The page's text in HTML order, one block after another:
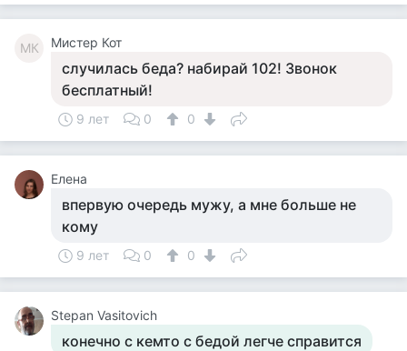
МК Мистер Кот
случилась беда? набирай 102! Звонок
бесплатный!
9 лет 0 0
Елена
впервую очередь мужу, а мне больше не
кому
9 лет 0 0
Stepan Vasitovich
конечно с кемто с бедой легче справится